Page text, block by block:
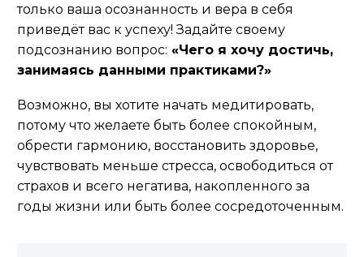
только ваша осознанность и вера в себя
приведёт вас к успеху! Задайте своему
подсознанию вопрос: «Чего я хочу достичь,
занимаясь данными практиками?»
Возможно, вы хотите начать медитировать,
потому что желаете быть более спокойным,
обрести гармонию, восстановить здоровье,
чувствовать меньше стресса, освободиться от
страхов и всего негатива, накопленного за
годы жизни или быть более сосредоточенным.